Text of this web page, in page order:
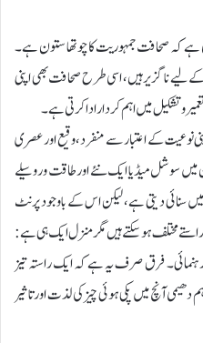
کہ صحافت جمہوریت کا چوتھا ستون ہے۔
کے لیے ناگزیر ہیں، اسی طرح صحافت بھی اپنی
و تشکیل میں اہم کردار ادا کرتی ہے۔
کے اعتبار سے منفرد، وقیع اور عصری
سوشل میڈیا ایک نئے اور طاقت ور وسیلے
سنائی دیتی ہے، لیکن اس کے باوجود پرنٹ
مختلف ہو سکتے ہیں مگر منزل ایک ہی ہے:
رہنمائی۔ فرق صرف یہ ہے کہ ایک راستہ تیز
دھیمی آنچ میں پکی ہوئی چیز کی لذت اور تاثیر